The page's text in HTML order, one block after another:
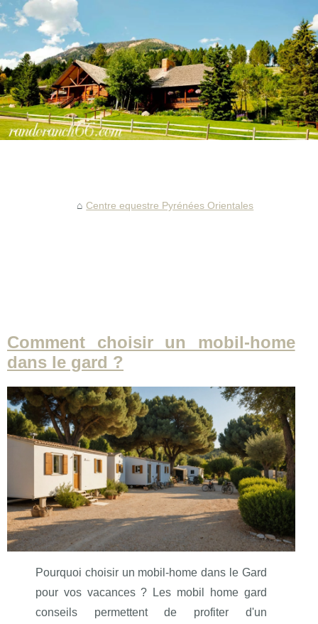
Centre equestre Pyrénées Orientales
Comment choisir un mobil-home
dans le gard ?
Pourquoi choisir un mobil-home dans le Gard
pour vos vacances ? Les mobil home gard
conseils permettent de profiter d'un